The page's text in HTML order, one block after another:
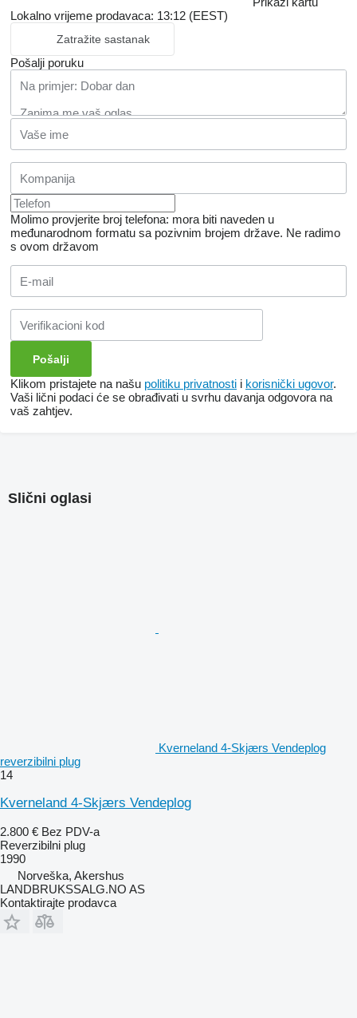
Lokalno vrijeme prodavaca: 13:12 (EEST)
Zatražite sastanak
Pošalji poruku
Molimo provjerite broj telefona: mora biti naveden u
međunarodnom formatu sa pozivnim brojem države. Ne radimo
s ovom državom
Klikom pristajete na našu politiku privatnosti i korisnički ugovor.
Vaši lični podaci će se obrađivati ​​u svrhu davanja odgovora na
vaš zahtjev.
Slični oglasi
Kverneland 4-Skjærs Vendeplog
reverzibilni plug
14
Kverneland 4-Skjærs Vendeplog
2.800 € Bez PDV-a
Reverzibilni plug
1990
Norveška, Akershus
LANDBRUKSSALG.NO AS
Kontaktirajte prodavca